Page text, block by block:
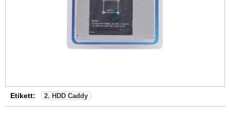
Etikett: 2. HDD Caddy